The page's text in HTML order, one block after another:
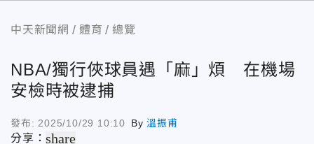
中天新聞網 體育 總覽
NBA/獨行俠球員遇「麻」煩 在機場
安檢時被逮捕
發布: 2025/10/29 10:10 By溫振甫
分享：share